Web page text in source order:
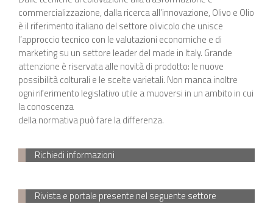
commercializzazione, dalla ricerca all’innovazione, Olivo e Olio
è il riferimento italiano del settore olivicolo che unisce
l’approccio tecnico con le valutazioni economiche e di
marketing su un settore leader del made in Italy. Grande
attenzione è riservata alle novità di prodotto: le nuove
possibilità colturali e le scelte varietali. Non manca inoltre
ogni riferimento legislativo utile a muoversi in un ambito in cui
la conoscenza
della normativa può fare la differenza.
Richiedi informazioni
Rivista e portale presente nel seguente settore